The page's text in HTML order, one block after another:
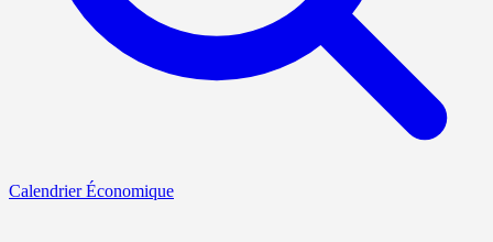
Calendrier Économique